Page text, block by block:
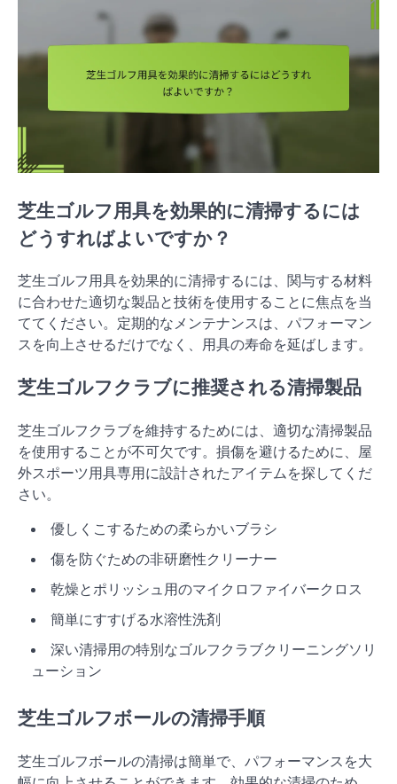
芝生ゴルフ用具を効果的に清掃するには
どうすればよいですか？
芝生ゴルフ用具を効果的に清掃するには、関与する材料
に合わせた適切な製品と技術を使用することに焦点を当
ててください。定期的なメンテナンスは、パフォーマン
スを向上させるだけでなく、用具の寿命を延ばします。
芝生ゴルフクラブに推奨される清掃製品
芝生ゴルフクラブを維持するためには、適切な清掃製品
を使用することが不可欠です。損傷を避けるために、屋
外スポーツ用具専用に設計されたアイテムを探してくだ
さい。
優しくこするための柔らかいブラシ
傷を防ぐための非研磨性クリーナー
乾燥とポリッシュ用のマイクロファイバークロス
簡単にすすげる水溶性洗剤
深い清掃用の特別なゴルフクラブクリーニングソリ
ューション
芝生ゴルフボールの清掃手順
芝生ゴルフボールの清掃は簡単で、パフォーマンスを大